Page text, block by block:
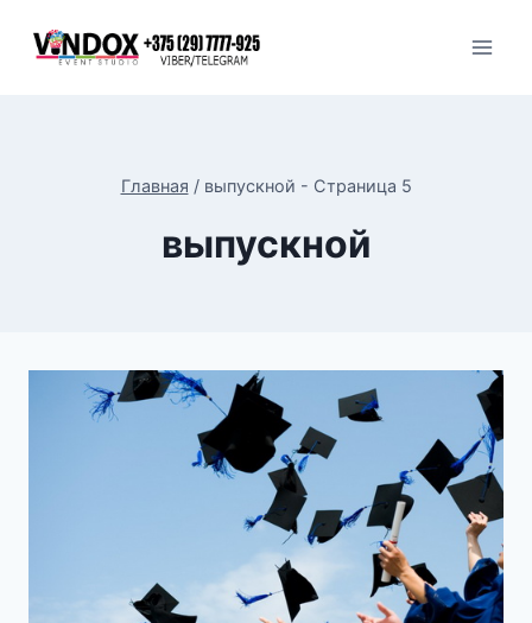
Главная / выпускной - Страница 5
выпускной